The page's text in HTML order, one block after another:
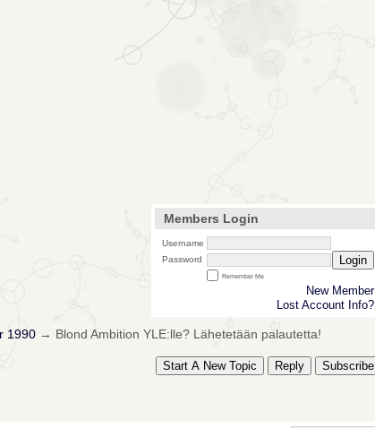
Members Login
Username
Password
Login
Remember Me
New Member
Lost Account Info?
1990→ Blond Ambition YLE:lle? Lähetetään palautetta!
Start A New Topic Reply Subscribe